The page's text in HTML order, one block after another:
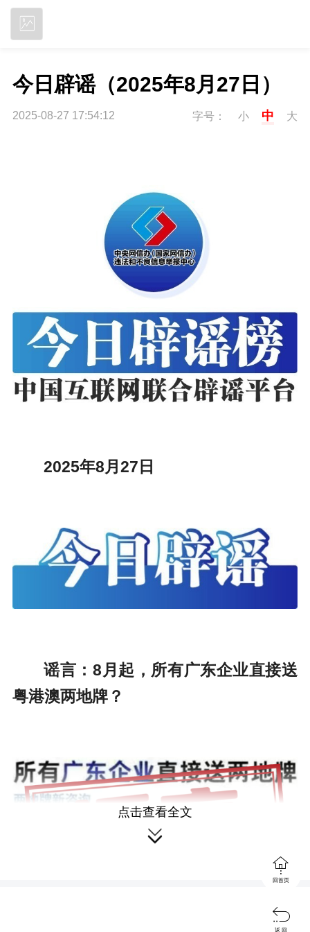
今日辟谣（2025年8月27日）
2025-08-27 17:54:12 字号： 小 中 大
2025年8月27日
谣言：8月起，所有广东企业直接送
粤港澳两地牌？
点击查看全文


回首页

返 回